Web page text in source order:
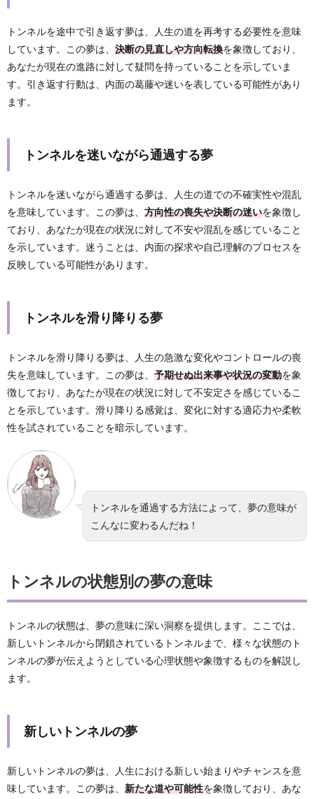
トンネルを途中で引き返す夢は、人生の道を再考する必要性を意味
しています。この夢は、 決断の見直しや方向転換を象徴しており、
あなたが現在の進路に対して疑問を持っていることを示していま
す。引き返す行動は、内面の葛藤や迷いを表している可能性があり
ます。
トンネルを迷いながら通過する夢
トンネルを迷いながら通過する夢は、人生の道での不確実性や混乱
を意味しています。この夢は、 方向性の喪失や決断の迷いを象徴し
ており、あなたが現在の状況に対して不安や混乱を感じていること
を示しています。迷うことは、内面の探求や自己理解のプロセスを
反映している可能性があります。
トンネルを滑り降りる夢
トンネルを滑り降りる夢は、人生の急激な変化やコントロールの喪
失を意味しています。この夢は、 予期せぬ出来事や状況の変動を象
徴しており、あなたが現在の状況に対して不安定さを感じているこ
とを示しています。滑り降りる感覚は、変化に対する適応力や柔軟
性を試されていることを暗示しています。
トンネルを通過する方法によって、夢の意味が
こんなに変わるんだね！
トンネルの状態別の夢の意味
トンネルの状態は、夢の意味に深い洞察を提供します。ここでは、
新しいトンネルから閉鎖されているトンネルまで、様々な状態のト
ンネルの夢が伝えようとしている心理状態や象徴するものを解説し
ます。
新しいトンネルの夢
新しいトンネルの夢は、人生における新しい始まりやチャンスを意
味しています。この夢は、 新たな道や可能性を象徴しており、あな